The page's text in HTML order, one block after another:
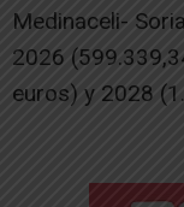
Medinaceli-
2026
euros) y 2028